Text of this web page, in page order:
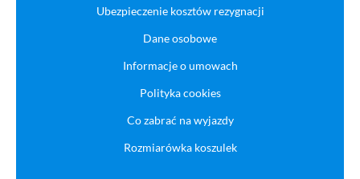
Ubezpieczenie kosztów rezygnacji
Dane osobowe
Informacje o umowach
Polityka cookies
Co zabrać na wyjazdy
Rozmiarówka koszulek